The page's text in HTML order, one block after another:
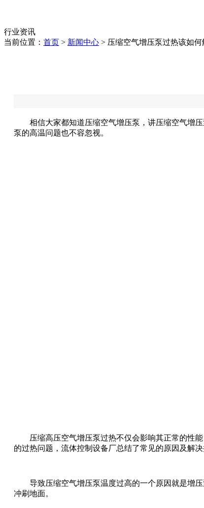
行业资讯
当前位置： 首页 > 新闻中心 > 压缩空气增压泵过热该如何
相信大家都知道压缩空气增压泵，讲压缩空气增压
泵的高温问题也不容忽视。
压缩高压空气增压泵过热不仅会影响其正常的性能
的过热问题，流体控制设备厂总结了常见的原因及解决
导致压缩空气增压泵温度过高的一个原因就是增压
冲刷地面。